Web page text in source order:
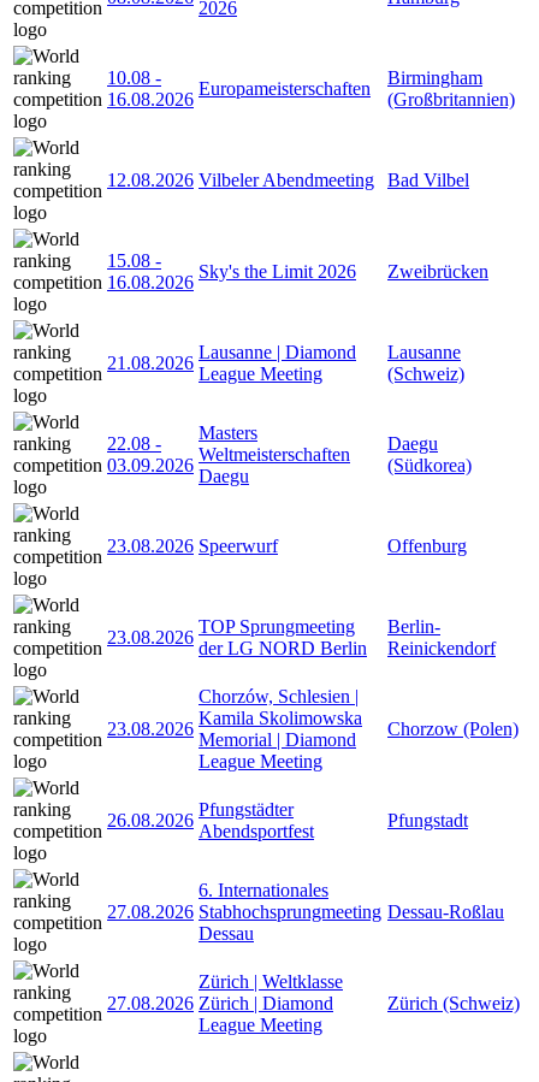
2026
10.08 -
16.08.2026
Europameisterschaften
Birmingham
(Großbritannien)
12.08.2026 Vilbeler Abendmeeting Bad Vilbel
15.08 -
16.08.2026
Sky's the Limit 2026 Zweibrücken
21.08.2026
Lausanne | Diamond
League Meeting
Lausanne
(Schweiz)
22.08 -
03.09.2026
Masters
Weltmeisterschaften
Daegu
Daegu
(Südkorea)
23.08.2026 Speerwurf Offenburg
23.08.2026
TOP Sprungmeeting
der LG NORD Berlin
Berlin-
Reinickendorf
23.08.2026
Chorzów, Schlesien |
Kamila Skolimowska
Memorial | Diamond
League Meeting
Chorzow (Polen)
26.08.2026
Pfungstädter
Abendsportfest
Pfungstadt
27.08.2026
6. Internationales
Stabhochsprungmeeting
Dessau
Dessau-Roßlau
27.08.2026
Zürich | Weltklasse
Zürich | Diamond
League Meeting
Zürich (Schweiz)